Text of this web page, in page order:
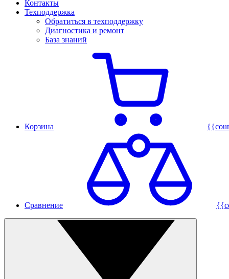
Контакты
Техподдержка
Обратиться в техподдержку
Диагностика и ремонт
База знаний
Корзина
Сравнение